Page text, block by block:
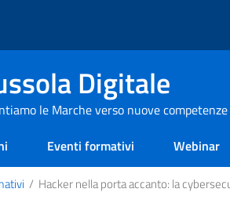
Digitale
le Marche verso nuove
Eventi formativi Webinar
/ Hacker nella porta accanto: la